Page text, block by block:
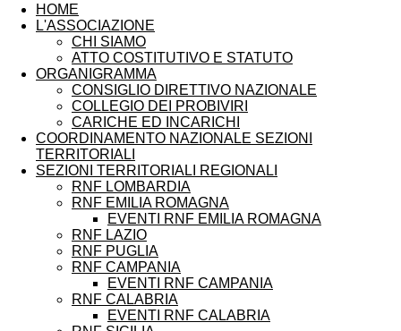
HOME
L'ASSOCIAZIONE
CHI SIAMO
ATTO COSTITUTIVO E STATUTO
ORGANIGRAMMA
CONSIGLIO DIRETTIVO NAZIONALE
COLLEGIO DEI PROBIVIRI
CARICHE ED INCARICHI
COORDINAMENTO NAZIONALE SEZIONI
TERRITORIALI
SEZIONI TERRITORIALI REGIONALI
RNF LOMBARDIA
RNF EMILIA ROMAGNA
EVENTI RNF EMILIA ROMAGNA
RNF LAZIO
RNF PUGLIA
RNF CAMPANIA
EVENTI RNF CAMPANIA
RNF CALABRIA
EVENTI RNF CALABRIA